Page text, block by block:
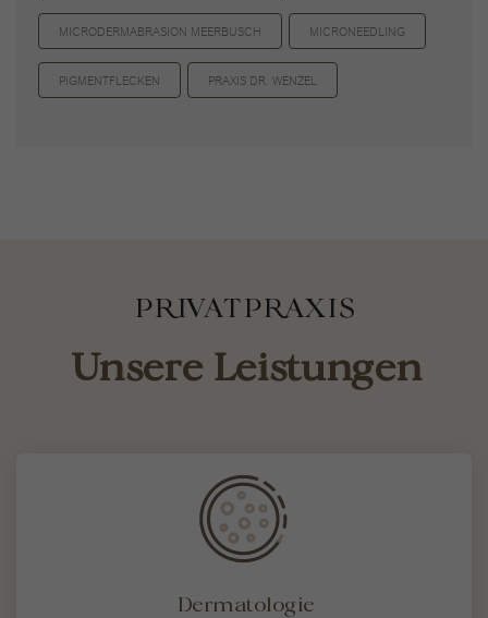
MICRODERMABRASION MEERBUSCH MICRONEEDLING
PIGMENTFLECKEN PRAXIS DR. WENZEL
PRIVATPRAXIS
Unsere Leistungen
Dermatologie